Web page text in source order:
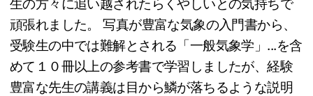
生の方々に追い越されたらくやしいとの気持ちで
頑張れました。 写真が豊富な気象の入門書から、
受験生の中では難解とされる「一般気象学」...を含
めて１０冊以上の参考書で学習しましたが、経験
豊富な先生の講義は目から鱗が落ちるような説明